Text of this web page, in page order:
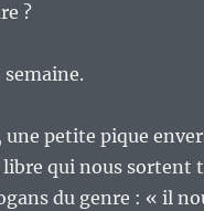
?
petite pique
qui nous sortent
du genre : « il